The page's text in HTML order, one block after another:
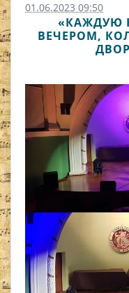
01.06.2023 09:50
«КАЖДУЮ
ВЕЧЕРОМ,